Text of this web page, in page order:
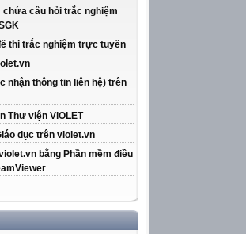
chứa câu hỏi trắc nghiệm
thi trắc nghiệm trực tuyến
nhận thông tin liên hệ) trên
Thư viện ViOLET
dục trên violet.vn
bằng Phần mềm điều